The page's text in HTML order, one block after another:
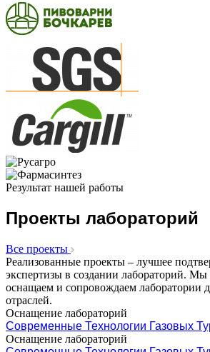
Результат нашей работы
Проекты лабораторий
Все проекты
Реализованные проекты – лучшее
экспертизы в создании лабораторий. Мы
оснащаем и сопровождаем лаборатории
отраслей.
Оснащение лабораторий
Современные Технологии Газовых
Оснащение лабораторий